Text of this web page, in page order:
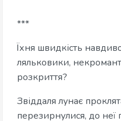
***
Їхня швидкість
ляльковики,
розкриття?
Звіддаля лунає
перезирнулися, до